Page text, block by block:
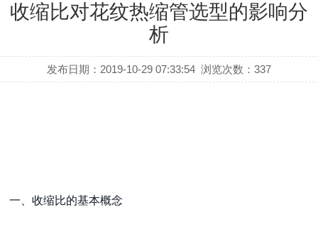
收缩比对花纹热缩管选型的影响分
析
发布日期：2019-10-29 07:33:54 浏览次数：337
一、收缩比的基本概念